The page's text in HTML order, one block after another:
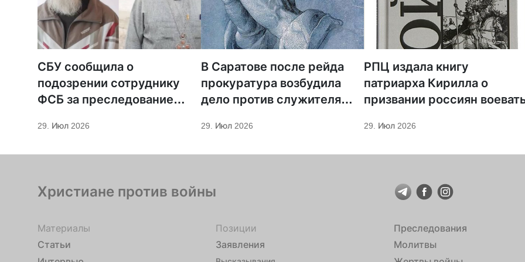
СБУ сообщила о
подозрении сотруднику
ФСБ за преследование
29. Июл 2026
В Саратове после рейда
прокуратура возбудила
дело против служителя
29. Июл 2026
РПЦ издала книгу
патриарха Кирилла о
призвании россиян
29. Июл 2026
Христиане против войны
Материалы
Статьи
Позиции
Заявления
Преследования
Молитвы